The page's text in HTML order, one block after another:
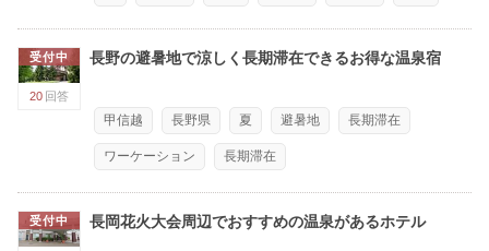
受付中
20 回答
長野の避暑地で涼しく長期滞在できるお得な温泉宿
甲信越 長野県 夏 避暑地 長期滞在
ワーケーション 長期滞在
受付中 長岡花火大会周辺でおすすめの温泉があるホテル